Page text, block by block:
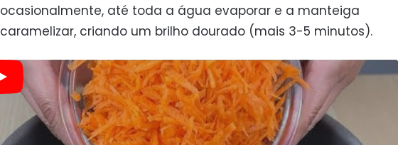
ocasionalmente, até toda a água evaporar e a manteiga
caramelizar, criando um brilho dourado (mais 3-5 minutos).